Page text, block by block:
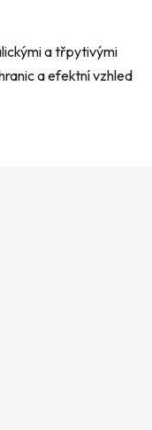
a třpytivými
a efektní vzhled